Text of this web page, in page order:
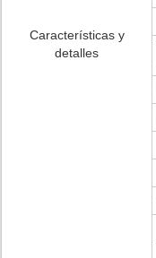
Características y
detalles